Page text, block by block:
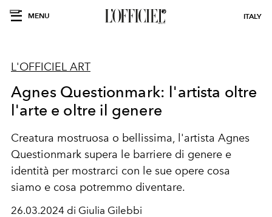
MENU ITALY
L'OFFICIEL ART
Agnes Questionmark: l'artista oltre
l'arte e oltre il genere
Creatura mostruosa o bellissima, l'artista Agnes
Questionmark supera le barriere di genere e
identità per mostrarci con le sue opere cosa
siamo e cosa potremmo diventare.
26.03.2024 di Giulia Gilebbi